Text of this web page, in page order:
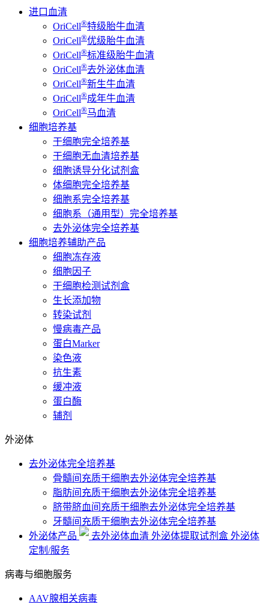
进口血清
OriCell®特级胎牛血清
OriCell®优级胎牛血清
OriCell®标准级胎牛血清
OriCell®去外泌体血清
OriCell®新生牛血清
OriCell®成年牛血清
OriCell®马血清
细胞培养基
干细胞完全培养基
干细胞无血清培养基
细胞诱导分化试剂盒
体细胞完全培养基
细胞系完全培养基
细胞系（通用型）完全培养基
去外泌体完全培养基
细胞培养辅助产品
细胞冻存液
细胞因子
干细胞检测试剂盒
生长添加物
转染试剂
慢病毒产品
蛋白Marker
染色液
抗生素
缓冲液
蛋白酶
辅剂
外泌体
去外泌体完全培养基
骨髓间充质干细胞去外泌体完全培养基
脂肪间充质干细胞去外泌体完全培养基
脐带脐血间充质干细胞去外泌体完全培养基
牙髓间充质干细胞去外泌体完全培养基
外泌体产品
去外泌体血清 外泌体提取试剂盒 外泌体
定制/服务
病毒与细胞服务
AAV腺相关病毒